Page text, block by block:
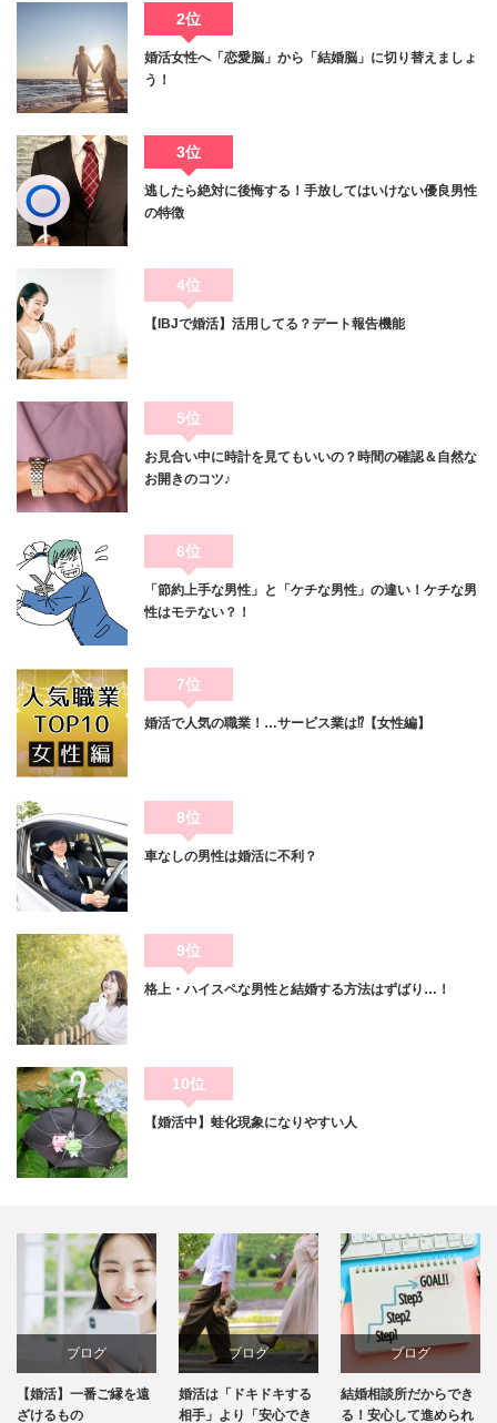
2位
婚活女性へ「恋愛脳」から「結婚脳」に切り替えましょ
う！
3位
逃したら絶対に後悔する！手放してはいけない優良男性
の特徴
4位
【IBJで婚活】活用してる？デート報告機能
5位
お見合い中に時計を見てもいいの？時間の確認＆自然な
お開きのコツ♪
6位
「節約上手な男性」と「ケチな男性」の違い！ケチな男
性はモテない？！
7位
婚活で人気の職業！…サービス業は⁉【女性編】
8位
車なしの男性は婚活に不利？
9位
格上・ハイスペな男性と結婚する方法はずばり…！
10位
【婚活中】蛙化現象になりやすい人
ブログ
婚活は「ドキドキする
相手」より「安心でき
ブログ
結婚相談所だからでき
る！安心して進められ
ブログ
お見合いで結婚後の話
はどこまでしたらいい